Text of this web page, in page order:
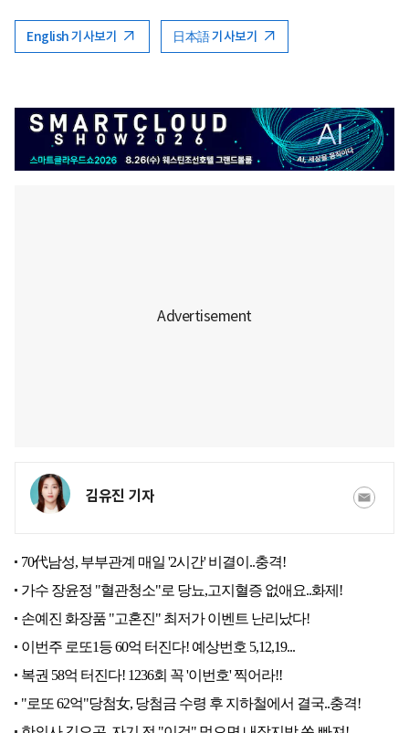
English 기사보기 日本語 기사보기
김유진 기자